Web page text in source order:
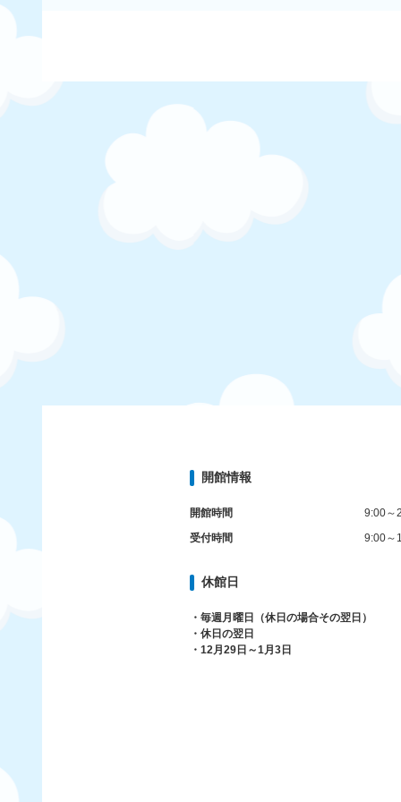
開館情報
開館時間
9:00～
受付時間
9:00～
休館日
・毎週月曜日（休日の場合その翌日）
・休日の翌日
・12月29日～1月3日